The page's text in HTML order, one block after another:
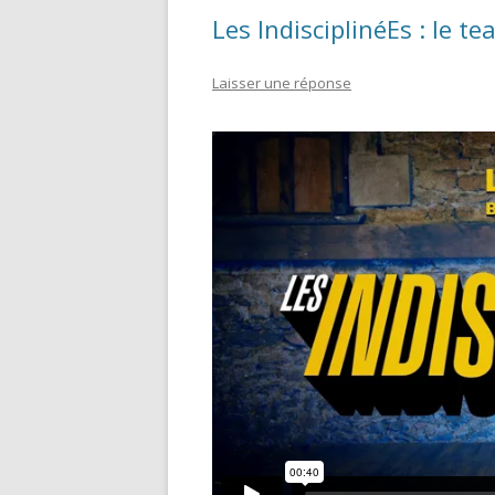
Les IndisciplinéEs : le
Laisser une réponse